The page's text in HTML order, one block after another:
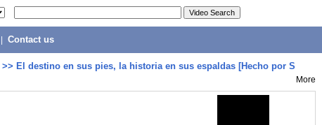
Contact us
>> El destino en sus pies, la historia en sus espaldas [Hecho por S
More